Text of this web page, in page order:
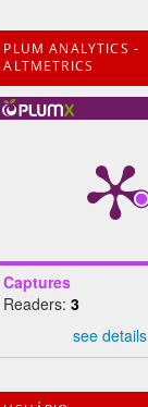
PLUM ANALYTICS -
ALTMETRICS
Captures
Readers:3
see details